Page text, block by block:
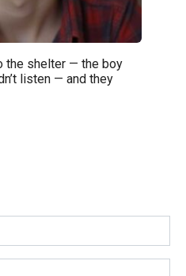
the shelter — the boy
listen — and they